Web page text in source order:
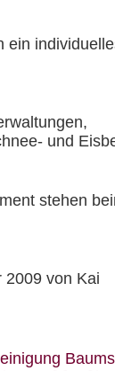
ein
und
stehen
2009 von Kai